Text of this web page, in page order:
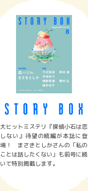
大ヒットミステリ『探偵小石は恋
しない』待望の続編が本誌に登
場！ まさきとしかさんの「私の
ことは話したくない」も前号に続
いて特別掲載します。